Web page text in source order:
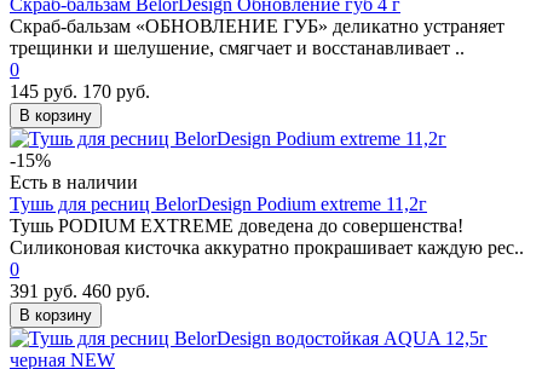
Скраб-бальзам «ОБНОВЛЕНИЕ ГУБ» деликатно устраняет
трещинки и шелушение, смягчает и восстанавливает ..
0
145 руб. 170 руб.
В корзину
-15%
Есть в наличии
Тушь для ресниц BelorDesign Podium extreme 11,2г
Тушь PODIUM EXTREME доведена до совершенства!
Силиконовая кисточка аккуратно прокрашивает каждую рес..
0
391 руб. 460 руб.
В корзину